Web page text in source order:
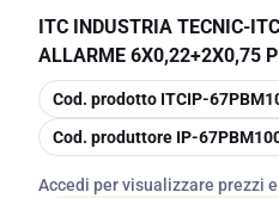
ITC INDUSTRIA TECNIC-
ALLARME 6X0,22+2X0,75
copia
Cod. prodotto ITCIP-
copia
Cod. produttore IP-
Accedi per visualizzare prezzi